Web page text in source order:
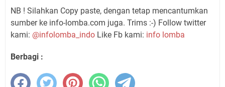
NB ! Silahkan Copy paste, dengan tetap mencantumkan
sumber ke info-lomba.com juga. Trims :-) Follow twitter
kami: @infolomba_indo Like Fb kami: info lomba
Berbagi :